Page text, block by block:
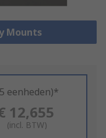
Mounts
eenheden)*
12,655
(incl. BTW)